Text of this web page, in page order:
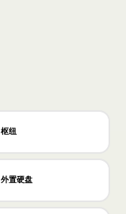
枢纽
外置硬盘